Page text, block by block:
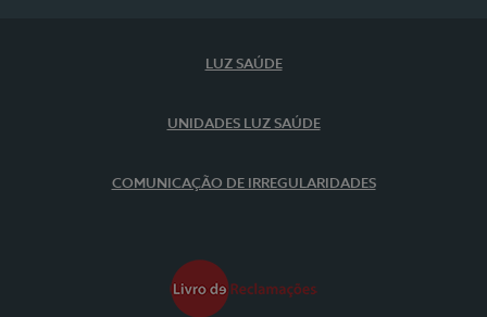
LUZ SAÚDE
UNIDADES LUZ SAÚDE
COMUNICAÇÃO DE IRREGULARIDADES